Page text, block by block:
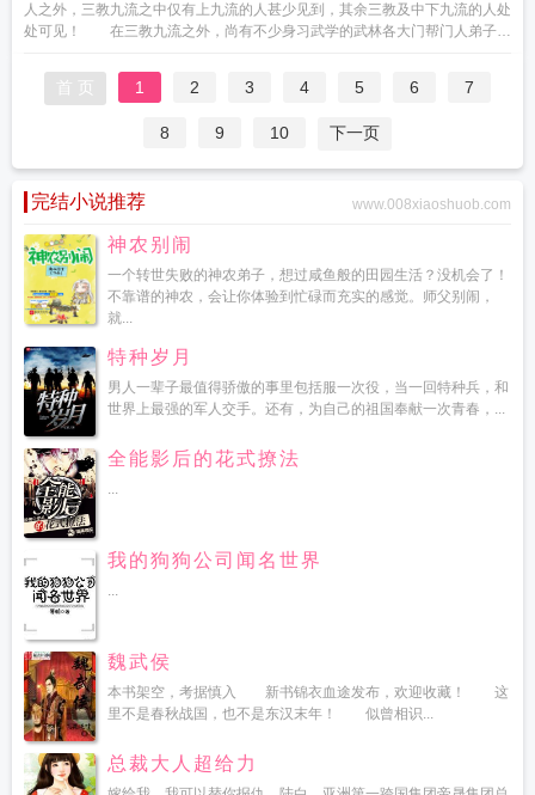
人之外，三教九流之中仅有上九流的人甚少见到，其余三教及中下九流的人处
处可见！ 在三教九流之外，尚有不少身习武学的武林各大门帮门人弟子，
首 页 1 2 3 4 5 6 7
8 9 10 下一页
完结小说推荐 www.008xiaoshuob.com
神农别闹
一个转世失败的神农弟子，想过咸鱼般的田园生活？没机会了！
不靠谱的神农，会让你体验到忙碌而充实的感觉。师父别闹，
就...
特种岁月
男人一辈子最值得骄傲的事里包括服一次役，当一回特种兵，和
世界上最强的军人交手。还有，为自己的祖国奉献一次青春，...
全能影后的花式撩法
...
我的狗狗公司闻名世界
...
魏武侯
本书架空，考据慎入 新书锦衣血途发布，欢迎收藏！ 这
里不是春秋战国，也不是东汉末年！ 似曾相识...
总裁大人超给力